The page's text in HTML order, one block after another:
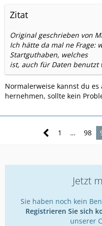
Zitat
Original geschrieben von
Ich hätte da mal ne Frage:
Startguthaben, welches
ist, auch für Daten benutzt
Normalerweise kannst du
hernehmen, sollte kein
1 … 98
Jetzt
Sie haben noch kein
Registrieren Sie sich
unserer